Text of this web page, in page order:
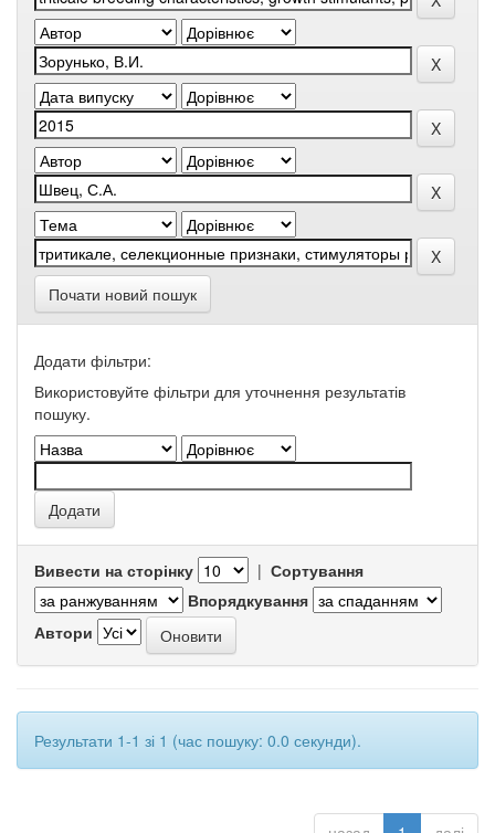
Почати новий пошук
Додати фільтри:
Використовуйте фільтри для уточнення результатів
пошуку.
Вивести на сторінку | Сортування
Впорядкування
Автори
Результати 1-1 зі 1 (час пошуку: 0.0 секунди).